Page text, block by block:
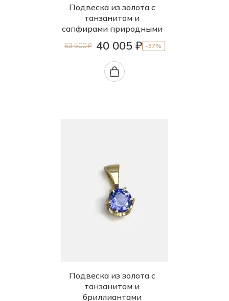
Подвеска из золота с
танзанитом и
сапфирами природными
63 500 ₽ 40 005 ₽ -37%
Подвеска из золота с
танзанитом и
бриллиантами